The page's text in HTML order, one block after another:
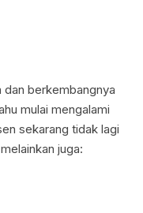
dan berkembangnya
mulai mengalami
sekarang tidak lagi
juga: